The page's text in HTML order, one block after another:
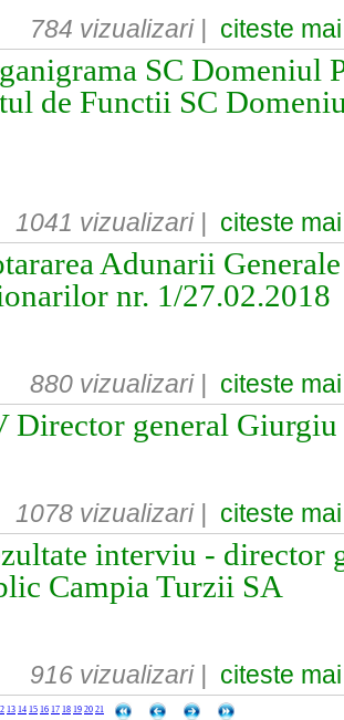
784 vizualizari | citeste
SC Domeniul
de Functii SC
1041 vizualizari | citeste
Adunarii
nr. 1/27.02.2018
880 vizualizari | citeste
Director general
1078 vizualizari | citeste
interviu - director
Campia Turzii SA
916 vizualizari | citeste
13 14 15 16 17 18 19 20 21